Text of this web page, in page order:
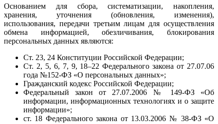
Основанием для сбора, систематизации, накопления,
хранения, уточнения (обновления, изменения),
использования, передачи третьим лицам для осуществления
обмена информацией, обезличивания, блокирования
персональных данных являются:
Ст. 23, 24 Конституции Российской Федерации;
Ст. 2, 5, 6, 7, 9, 18–22 Федерального закона от 27.07.06
года №152-ФЗ «О персональных данных»;
Гражданский кодекс Российской Федерации;
Федеральный закон от 27.07.2006 № 149-ФЗ «Об
информации, информационных технологиях и о защите
информации»;
ст. 18 Федерального закона от 13.03.2006 № 38-ФЗ «О